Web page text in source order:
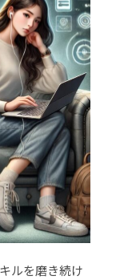
ルを磨き続け